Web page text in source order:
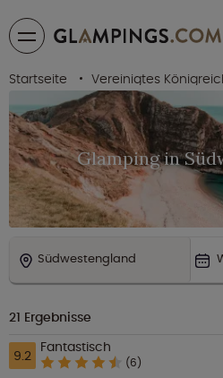
Startseite Vereinigtes
Glamping in
Südwestengland
21 Ergebnisse
9.2 Fantastisch
(6)